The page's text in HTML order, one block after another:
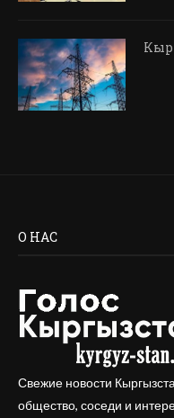
О НАС
Свежие новости
общество, соседи и